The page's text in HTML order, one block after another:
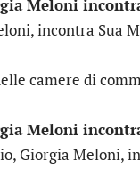
Meloni
incontra Sua
camere di
Meloni
Giorgia Meloni,